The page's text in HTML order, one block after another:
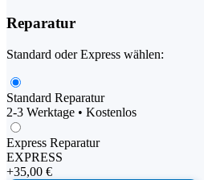
Reparatur
Standard oder Express wählen:
Standard Reparatur
2-3 Werktage • Kostenlos
Express Reparatur
EXPRESS
+35,00 €